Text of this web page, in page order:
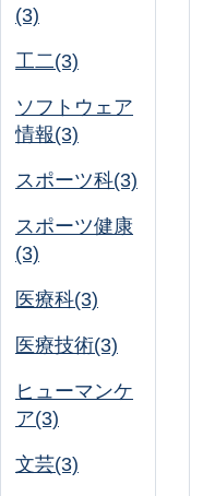
(3)
工二(3)
ソフトウェア
情報(3)
スポーツ科(3)
スポーツ健康
(3)
医療科(3)
医療技術(3)
ヒューマンケ
ア(3)
文芸(3)